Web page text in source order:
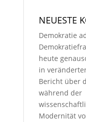
NEUESTE
Demokratie
heute
in
Bericht über
während der
Modernität